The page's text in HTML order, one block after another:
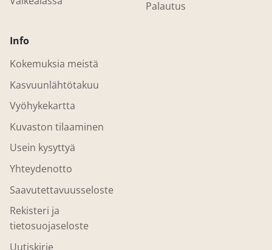
Palautus
Info
Kokemuksia meistä
Kasvuunlähtötakuu
Vyöhykekartta
Kuvaston tilaaminen
Usein kysyttyä
Yhteydenotto
Saavutettavuusseloste
Rekisteri ja
tietosuojaseloste
Uutiskirje